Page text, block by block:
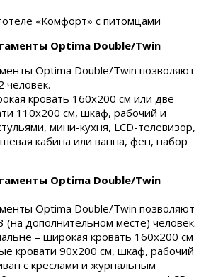
«Комфорт» с питомцами
Optima Double/Twin
Optima Double/Twin позволяют
человек.
кровать 160х200 см или две
110х200 см, шкаф, рабочий и
мини-кухня, LCD-телевизор,
кабина или ванна, фен, набор
Optima Double/Twin
Optima Double/Twin позволяют
(на дополнительном месте) человек.
– широкая кровать 160х200 см
кровати 90х200 см, шкаф, рабочий
с креслами и журнальным